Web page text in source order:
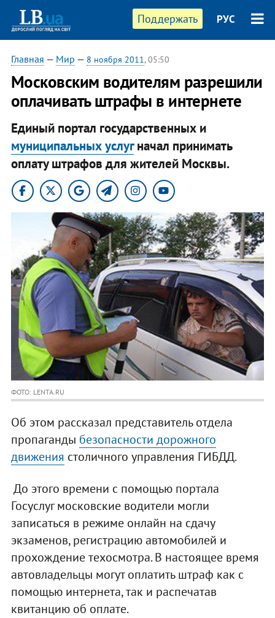
Поддержать РУС
Главная — Мир — 8 ноября 2011, 05:50
Московским водителям разрешили
оплачивать штрафы в интернете
Единый портал государственных и
муниципальных услугначал принимать
оплату штрафов для жителей Москвы.
ФОТО: LENTA.RU
Об этом рассказал представитель отдела
пропаганды безопасности дорожного
движения столичного управления ГИБДД.
До этого времени с помощью портала
Госуслуг московские водители могли
записаться в режиме онлайн на сдачу
экзаменов, регистрацию автомобилей и
прохождение техосмотра. В настоящее время
автовладельцы могут оплатить штраф как с
помощью интернета, так и распечатав
квитанцию об оплате.